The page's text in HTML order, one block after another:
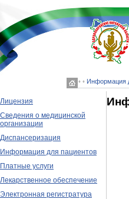
◦ ◦ Информация
Лицензия
Сведения о медицинской
организации
Диспансеризация
Информация для пациентов
Платные услуги
Лекарственное обеспечение
Электронная регистратура